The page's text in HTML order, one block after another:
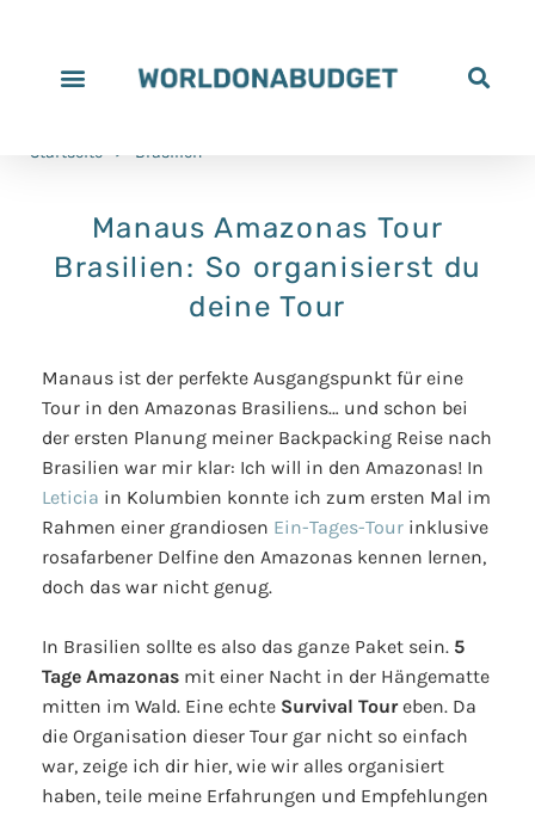
Startseite > Brasilien
Manaus Amazonas Tour
Brasilien: So organisierst du
deine Tour
Manaus ist der perfekte Ausgangspunkt für eine
Tour in den Amazonas Brasiliens… und schon bei
der ersten Planung meiner Backpacking Reise nach
Brasilien war mir klar: Ich will in den Amazonas! In
Leticia in Kolumbien konnte ich zum ersten Mal im
Rahmen einer grandiosen Ein-Tages-Tour inklusive
rosafarbener Delfine den Amazonas kennen lernen,
doch das war nicht genug.
In Brasilien sollte es also das ganze Paket sein. 5
Tage Amazonas mit einer Nacht in der Hängematte
mitten im Wald. Eine echte Survival Toureben. Da
die Organisation dieser Tour gar nicht so einfach
war, zeige ich dir hier, wie wir alles organisiert
haben, teile meine Erfahrungen und Empfehlungen